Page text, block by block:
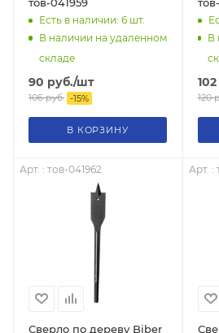
Есть в наличии: 6 шт.
В наличии на удаленном
складе
90 руб./шт
106руб. -15%
В КОРЗИНУ
В
102
120
Арт. : тов-041962
Сверло по дереву Biber
Арт. :